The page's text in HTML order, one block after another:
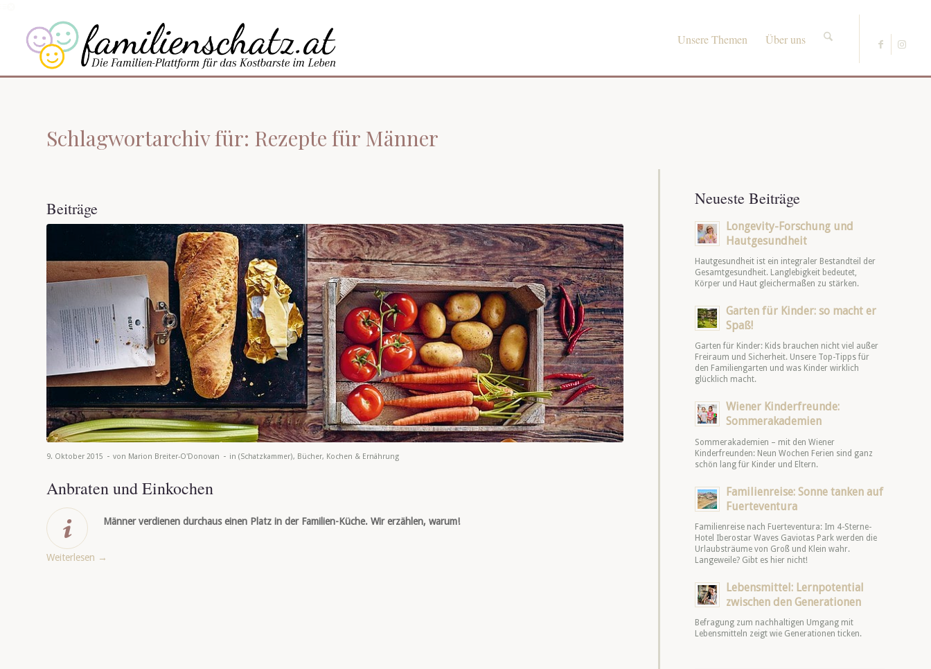
Unsere Themen Über uns
Schlagwortarchiv für: Rezepte für Männer
Beiträge
9. Oktober 2015 - von Marion Breiter-O'Donovan - in (Schatzkammer), Bücher, Kochen & Ernährung
Anbraten und Einkochen
Männer verdienen durchaus einen Platz in der Familien-Küche. Wir erzählen, warum!
Weiterlesen →
Neueste Beiträge
Longevity-Forschung und
Hautgesundheit
Hautgesundheit ist ein integraler Bestandteil der
Gesamtgesundheit. Langlebigkeit bedeutet,
Körper und Haut gleichermaßen zu stärken.
Garten für Kinder: so macht er
Spaß!
Garten für Kinder: Kids brauchen nicht viel außer
Freiraum und Sicherheit. Unsere Top-Tipps für
den Familiengarten und was Kinder wirklich
glücklich macht.
Wiener Kinderfreunde:
Sommerakademien
Sommerakademien – mit den Wiener
Kinderfreunden: Neun Wochen Ferien sind ganz
schön lang für Kinder und Eltern.
Familienreise: Sonne tanken auf
Fuerteventura
Familienreise nach Fuerteventura: Im 4-Sterne-
Hotel Iberostar Waves Gaviotas Park werden die
Urlaubsträume von Groß und Klein wahr.
Langeweile? Gibt es hier nicht!
Lebensmittel: Lernpotential
zwischen den Generationen
Befragung zum nachhaltigen Umgang mit
Lebensmitteln zeigt wie Generationen ticken.